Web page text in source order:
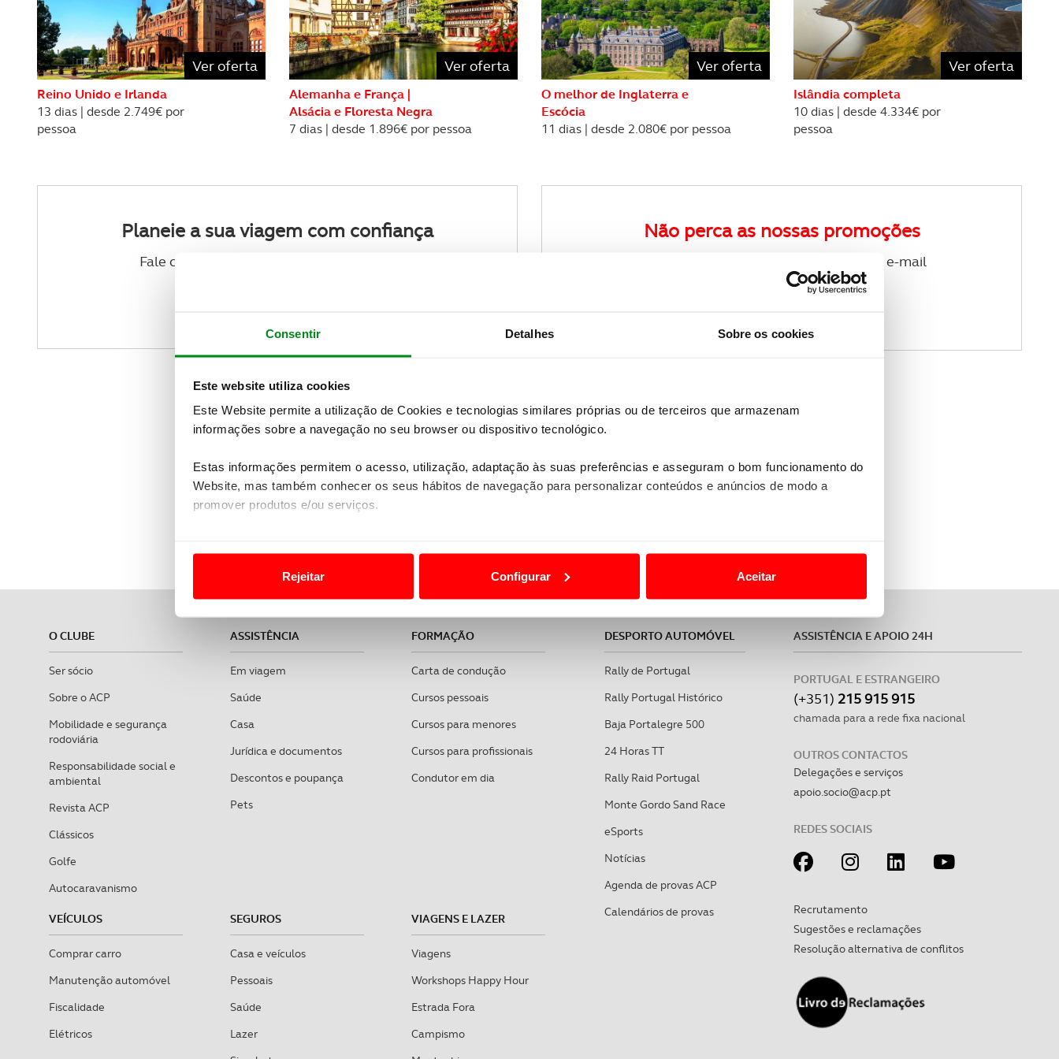
Consentir Detalhes Sobre os cookies
Este website utiliza cookies
Este Website permite a utilização de Cookies e tecnologias similares próprias ou de terceiros que armazenam
informações sobre a navegação no seu browser ou dispositivo tecnológico.
Estas informações permitem o acesso, utilização, adaptação às suas preferências e asseguram o bom funcionamento do
Website, mas também conhecer os seus hábitos de navegação para personalizar conteúdos e anúncios de modo a
promover produtos e/ou serviços.
Usamos cookies para melhorar a sua experiência digital, personalizar conteúdos e anúncios, para lhe proporcionar
funcionalidades de redes sociais, bem como para analisar dados de navegação no nosso website.
Adicionalmente partilhamos informação, relativa à sua utilização do nosso site de publicidade e de análise, com parceiros
e organizações na UE e em países terceiros.
consentimento e quando tal se afigure estritamente necessário no contexto dos serviços a prestar.
Realçamos que o bloqueio de certo tipo de Cookies e tecnologias similares pode ter impacto na sua experiência de
navegação no Website e nos serviços disponibilizados.
Rejeitar Configurar Aceitar
REVISTA ACP
CLÁSSICOS
GOLFE
AUTOCARAVANISMO
PETS
SOBRE O ACP SEGUROS
Ver oferta
Reino Unido e Irlanda
13 dias | desde 2.749€ por
pessoa
Ver oferta
Alemanha e França |
Alsácia e Floresta Negra
7 dias | desde 1.896€ por pessoa
Ver oferta
O melhor de Inglaterra e
Escócia
11 dias | desde 2.080€ por pessoa
Ver oferta
Islândia completa
10 dias | desde 4.334€ por
pessoa
Planeie a sua viagem com confiança
Fale com um dos nossos agentes de viagens
Não perca as nossas promoções
Receba a newsletter de viagens no seu e-mail
O CLUBE
Ser sócio
Sobre o ACP
Mobilidade e segurança
rodoviária
Responsabilidade social e
ambiental
Revista ACP
Clássicos
Golfe
Autocaravanismo
ASSISTÊNCIA
Em viagem
Saúde
Casa
Jurídica e documentos
Descontos e poupança
Pets
FORMAÇÃO
Carta de condução
Cursos pessoais
Cursos para menores
Cursos para profissionais
Condutor em dia
VEÍCULOS
Comprar carro
Manutenção automóvel
Fiscalidade
Elétricos
SEGUROS
Casa e veículos
Pessoais
Saúde
Lazer
VIAGENS E LAZER
Viagens
Workshops Happy Hour
Estrada Fora
Campismo
DESPORTO AUTOMÓVEL
Rally de Portugal
Rally Portugal Histórico
Baja Portalegre 500
24 Horas TT
Rally Raid Portugal
Monte Gordo Sand Race
eSports
Notícias
Agenda de provas ACP
Calendários de provas
ASSISTÊNCIA E APOIO 24H
PORTUGAL E ESTRANGEIRO
(+351) 215 915 915
chamada para a rede fixa nacional
OUTROS CONTACTOS
Delegações e serviços
apoio.socio@acp.pt
REDES SOCIAIS
Recrutamento
Sugestões e reclamações
Resolução alternativa de conflitos